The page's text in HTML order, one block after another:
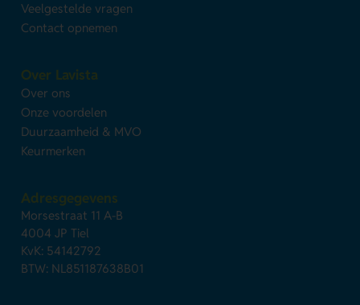
Veelgestelde vragen
Contact opnemen
Over Lavista
Over ons
Onze voordelen
Duurzaamheid & MVO
Keurmerken
Adresgegevens
Morsestraat 11 A-B
4004 JP Tiel
KvK: 54142792
BTW: NL851187638B01